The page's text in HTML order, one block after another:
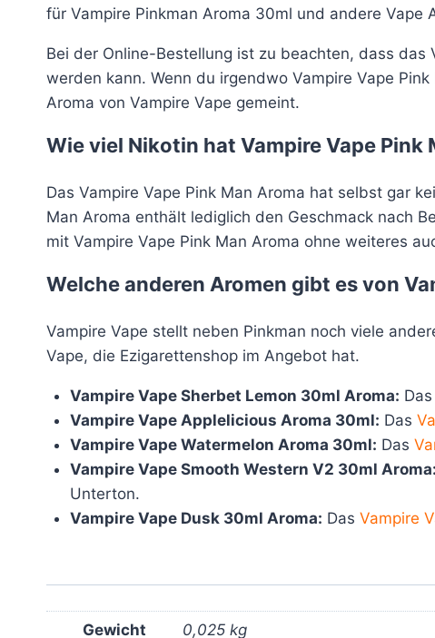
für Vampire Pinkman Aroma 30ml und andere Vape
Bei der Online-Bestellung ist zu beachten, dass
werden kann. Wenn du irgendwo Vampire Vape
Aroma von Vampire Vape gemeint.
Wie viel Nikotin hat Vampire Vape Pink
Das Vampire Vape Pink Man Aroma hat selbst gar
Man Aroma enthält lediglich den Geschmack nach
mit Vampire Vape Pink Man Aroma ohne weiteres
Welche anderen Aromen gibt es von
Vampire Vape stellt neben Pinkman noch viele
Vape, die Ezigarettenshop im Angebot hat.
Vampire Vape Sherbet Lemon 30ml Aroma: Das
Vampire Vape Applelicious Aroma 30ml: Das
Vampire Vape Watermelon Aroma 30ml: Das
Vampire Vape Smooth Western V2 30ml Aroma:
Unterton.
Vampire Vape Dusk 30ml Aroma: Das Vampire
Gewicht 0,025 kg